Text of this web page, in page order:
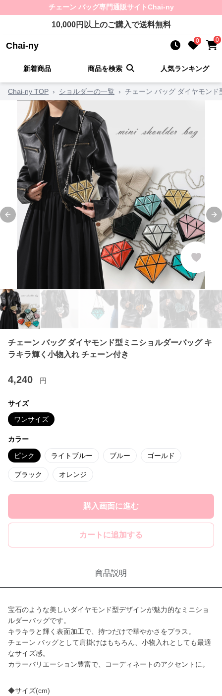
チェーン バッグ専門通販サイトChai-ny
10,000円以上のご購入で送料無料
Chai-ny 0 0
新着商品 商品を検索 人気ランキング
Chai-ny TOP › ショルダーの一覧 › チェーン バッグ ダイヤモン
Previous slide
チェーン バッグ ダイヤモンド型ミニショルダーバッグ キ
ラキラ輝く小物入れ チェーン付き
4,240 円
サイズ
ワンサイズ
カラー
ピンク ライトブルー ブルー ゴールド
ブラック オレンジ
購入画面に進む
カートに追加する
商品説明
宝石のような美しいダイヤモンド型デザインが魅力的なミニショ
ルダーバッグです。
キラキラと輝く表面加工で、持つだけで華やかさをプラス。
チェーン バッグとして肩掛けはもちろん、小物入れとしても最適
なサイズ感。
カラーバリエーション豊富で、コーディネートのアクセントに。
◆サイズ(cm)